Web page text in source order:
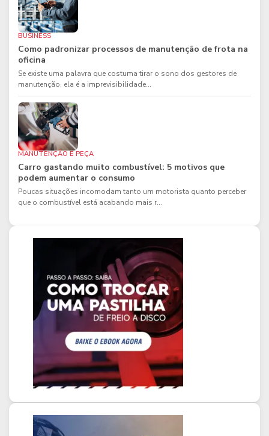
BUSINESS
Como padronizar processos de manutenção de frota na
oficina
Se existe uma palavra que costuma tirar o sono dos gestores de
manutenção, ela é a imprevisibilidade...
MANUTENÇÃO E PEÇA
Carro gastando muito combustível: 5 motivos que
podem aumentar o consumo
Poucas situações incomodam tanto um motorista quanto perceber
que o combustível está acabando mais r...